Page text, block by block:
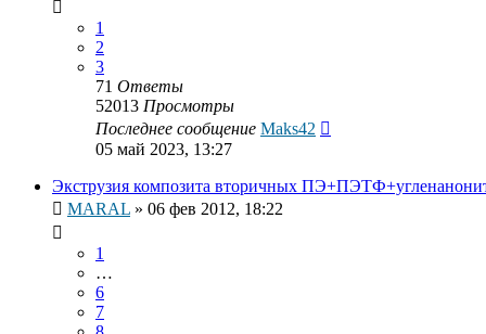
1
2
3
71 Ответы
52013 Просмотры
Последнее сообщение Maks42
05 май 2023, 13:27
Экструзия композита вторичных
MARAL » 06 фев 2012, 18:22
1
…
6
7